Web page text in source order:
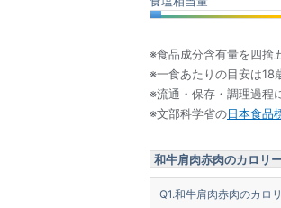
※食品成分含有量を四捨
※一食あたりの目安は18
※流通・保存・調理過程
※文部科学省の日本食品
和牛肩肉赤肉のカロリ
和牛肩肉赤肉のカロ